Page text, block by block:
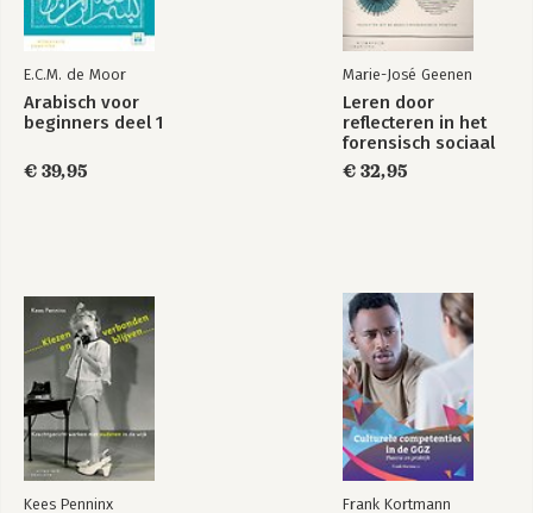
E.C.M. de Moor
Arabisch voor
beginners deel 1
€ 39,95
Marie-José Geenen
Leren door
reflecteren in het
forensisch sociaal
domein
€ 32,95
Kees Penninx Frank Kortmann